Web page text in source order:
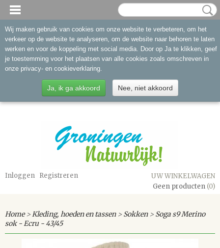
Inloggen Registreren
UW WINKELWAGEN
Geen producten (0)
Home>Kleding, hoeden en tassen>Sokken>Soga s9 Merino
sok - Ecru - 43/45
Wij maken gebruik van cookies om onze website te verbeteren, om het
verkeer op de website te analyseren, om de website naar behoren te laten
werken en voor de koppeling met social media. Door op Ja te klikken, geef
je toestemming voor het plaatsen van alle cookies zoals omschreven in
onze privacy- en cookieverklaring.
Ja, ik ga akkoord Nee, niet akkoord